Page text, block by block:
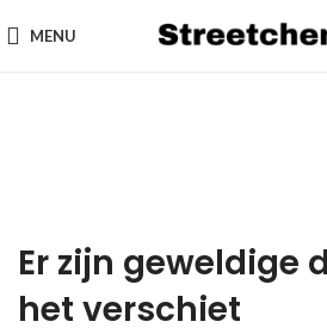
MENU
Er zijn geweldige
het verschiet